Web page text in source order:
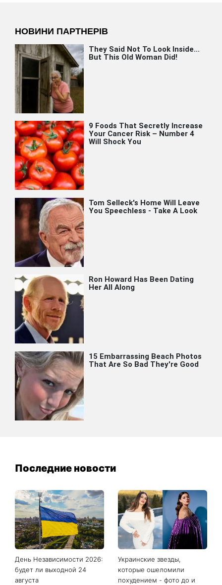
Последние новости
День Независимости 2026:
будет ли выходной 24
августа
Украинские звезды,
которые ошеломили
похудением - фото до и